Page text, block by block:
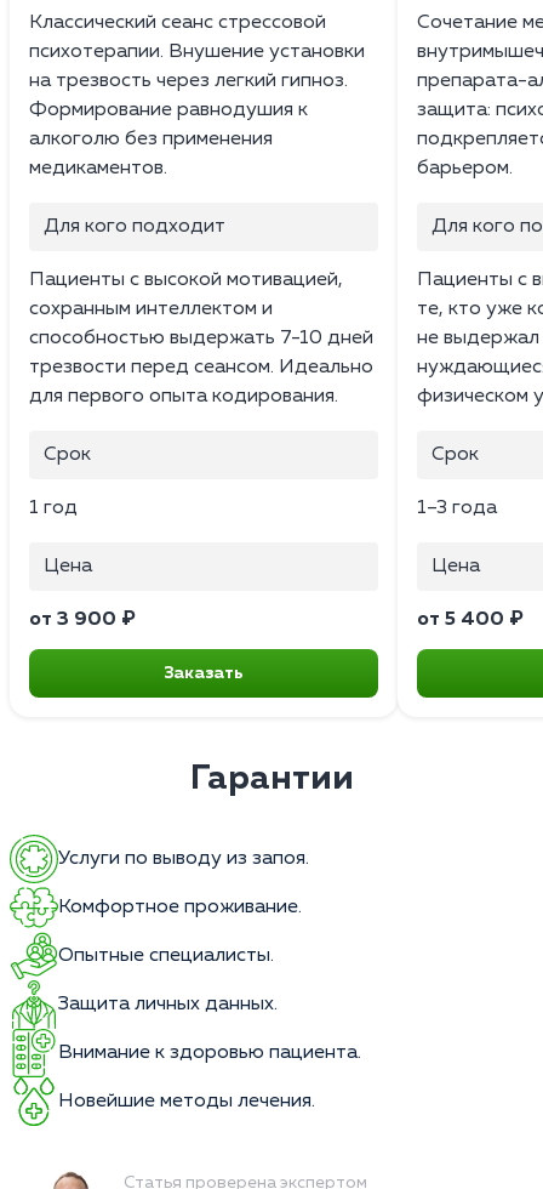
Классический сеанс стрессовой
психотерапии. Внушение установки
на трезвость через легкий гипноз.
Формирование равнодушия к
алкоголю без применения
медикаментов.
Для кого подходит
Пациенты с высокой мотивацией,
сохранным интеллектом и
способностью выдержать 7-10 дней
трезвости перед сеансом. Идеально
для первого опыта кодирования.
Срок
1 год
Цена
от 3 900 ₽
Заказать
Сочетание
препарата-
защита:
барьером.
Для кого
Пациенты с
те, кто уже
не
физическом
Срок
1–3 года
Цена
от 5 400 ₽
Гарантии
Услуги по выводу из запоя.
Комфортное проживание.
Опытные специалисты.
Защита личных данных.
Внимание к здоровью пациента.
Новейшие методы лечения.
Статья проверена экспертом